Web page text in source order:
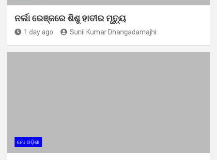
ନର୍ଲା ରେଞ୍ଜରେ ଶିଶୁ ହାତୀର ମୃତ୍ୟୁ
1 day ago Sunil Kumar Dhangadamajhi
ମୋ ଓଡ଼ିଶା